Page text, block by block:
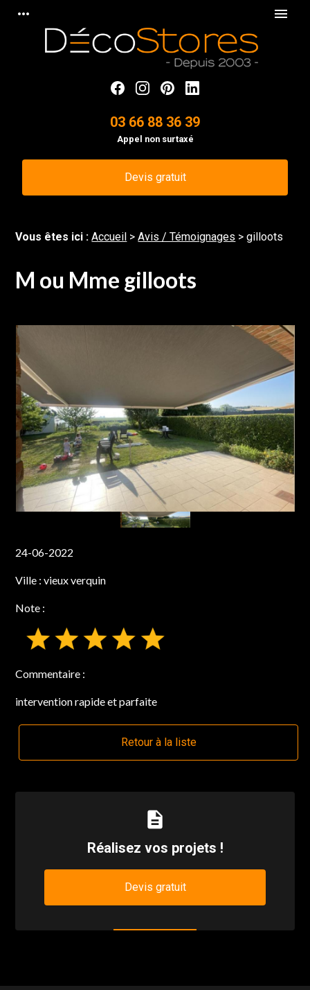
more_horiz menu
03 66 88 36 39
Appel non surtaxé
Devis gratuit
Vous êtes ici :Accueil >Avis / Témoignages >gilloots
M ou Mme gilloots
24-06-2022
Ville :vieux verquin
Note :
Commentaire :
intervention rapide et parfaite
Retour à la liste
description
Réalisez vos projets !
Devis gratuit